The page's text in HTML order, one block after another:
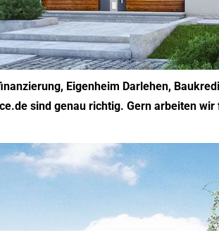
Eigenheim Darlehen,
sind genau richtig. Gern arbeiten